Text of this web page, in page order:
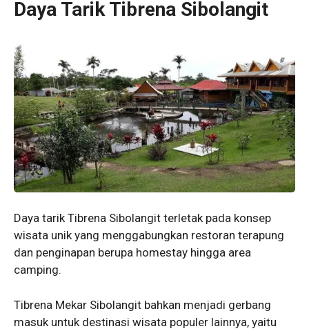
Daya Tarik Tibrena Sibolangit
Daya tarik Tibrena Sibolangit terletak pada konsep
wisata unik yang menggabungkan restoran terapung
dan penginapan berupa homestay hingga area
camping.
Tibrena Mekar Sibolangit bahkan menjadi gerbang
masuk untuk destinasi wisata populer lainnya, yaitu